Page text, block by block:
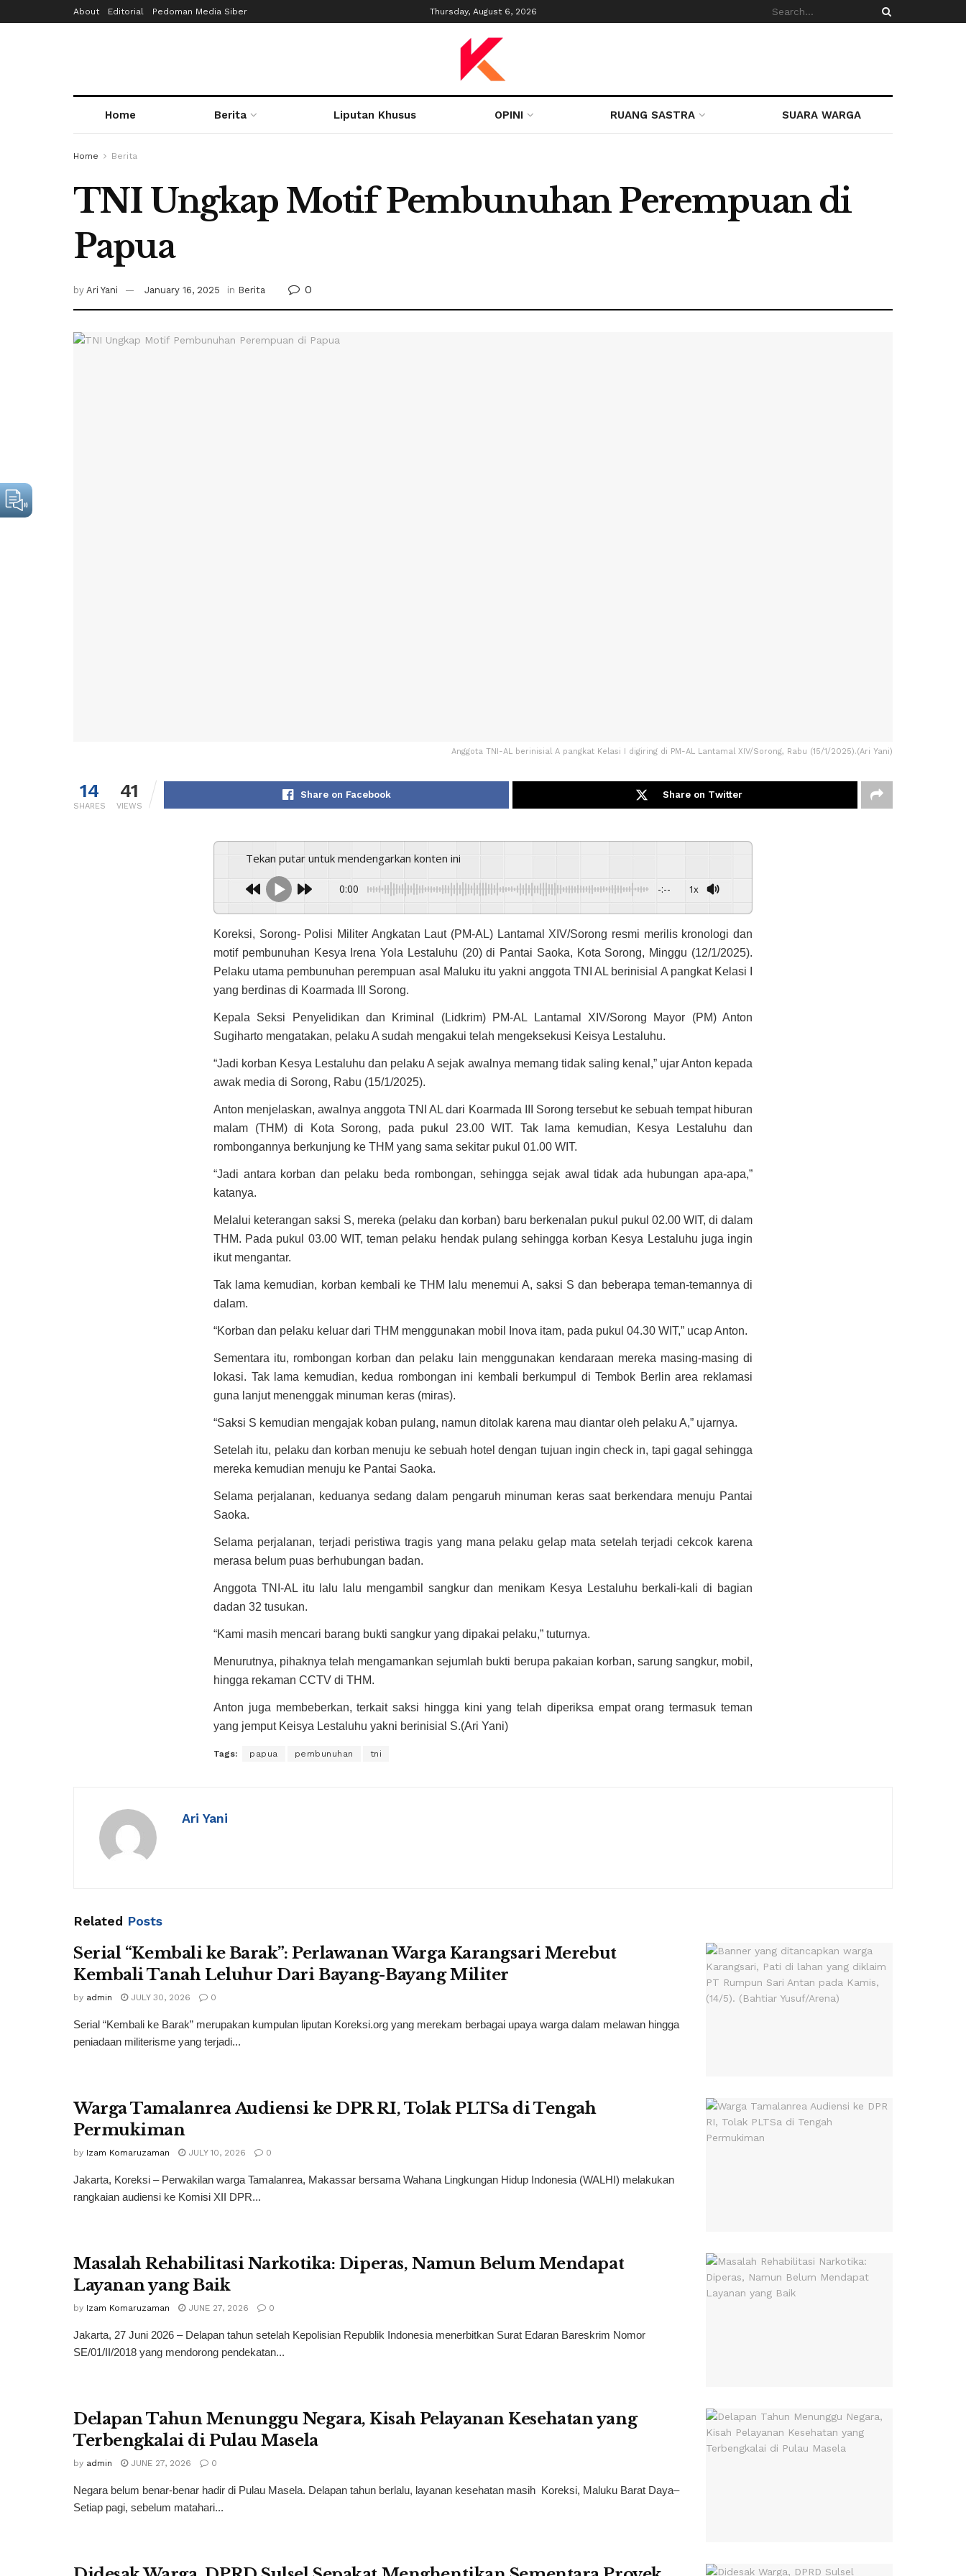
About Editorial Pedoman Media Siber Thursday, August 6, 2026
Home Berita Liputan Khusus OPINI RUANG SASTRA SUARA WARGA
Home Berita
TNI Ungkap Motif Pembunuhan Perempuan di
Papua
by Ari Yani January 16, 2025 in Berita 0
Anggota TNI-AL berinisial A pangkat Kelasi I digiring di PM-AL Lantamal XIV/Sorong, Rabu (15/1/2025).(Ari Yani)
14
SHARES
41
VIEWS
Share on Facebook Share on Twitter
Tekan putar untuk mendengarkan konten ini
0:00 -:-- 1x
Koreksi, Sorong- Polisi Militer Angkatan Laut (PM-AL) Lantamal XIV/Sorong resmi merilis kronologi dan
motif pembunuhan Kesya Irena Yola Lestaluhu (20) di Pantai Saoka, Kota Sorong, Minggu (12/1/2025).
Pelaku utama pembunuhan perempuan asal Maluku itu yakni anggota TNI AL berinisial A pangkat Kelasi I
yang berdinas di Koarmada III Sorong.
Kepala Seksi Penyelidikan dan Kriminal (Lidkrim) PM-AL Lantamal XIV/Sorong Mayor (PM) Anton
Sugiharto mengatakan, pelaku A sudah mengakui telah mengeksekusi Keisya Lestaluhu.
“Jadi korban Kesya Lestaluhu dan pelaku A sejak awalnya memang tidak saling kenal,” ujar Anton kepada
awak media di Sorong, Rabu (15/1/2025).
Anton menjelaskan, awalnya anggota TNI AL dari Koarmada III Sorong tersebut ke sebuah tempat hiburan
malam (THM) di Kota Sorong, pada pukul 23.00 WIT. Tak lama kemudian, Kesya Lestaluhu dan
rombongannya berkunjung ke THM yang sama sekitar pukul 01.00 WIT.
“Jadi antara korban dan pelaku beda rombongan, sehingga sejak awal tidak ada hubungan apa-apa,”
katanya.
Melalui keterangan saksi S, mereka (pelaku dan korban) baru berkenalan pukul pukul 02.00 WIT, di dalam
THM. Pada pukul 03.00 WIT, teman pelaku hendak pulang sehingga korban Kesya Lestaluhu juga ingin
ikut mengantar.
Tak lama kemudian, korban kembali ke THM lalu menemui A, saksi S dan beberapa teman-temannya di
dalam.
“Korban dan pelaku keluar dari THM menggunakan mobil Inova itam, pada pukul 04.30 WIT,” ucap Anton.
Sementara itu, rombongan korban dan pelaku lain menggunakan kendaraan mereka masing-masing di
lokasi. Tak lama kemudian, kedua rombongan ini kembali berkumpul di Tembok Berlin area reklamasi
guna lanjut menenggak minuman keras (miras).
“Saksi S kemudian mengajak koban pulang, namun ditolak karena mau diantar oleh pelaku A,” ujarnya.
Setelah itu, pelaku dan korban menuju ke sebuah hotel dengan tujuan ingin check in, tapi gagal sehingga
mereka kemudian menuju ke Pantai Saoka.
Selama perjalanan, keduanya sedang dalam pengaruh minuman keras saat berkendara menuju Pantai
Saoka.
Selama perjalanan, terjadi peristiwa tragis yang mana pelaku gelap mata setelah terjadi cekcok karena
merasa belum puas berhubungan badan.
Anggota TNI-AL itu lalu lalu mengambil sangkur dan menikam Kesya Lestaluhu berkali-kali di bagian
dadan 32 tusukan.
“Kami masih mencari barang bukti sangkur yang dipakai pelaku,” tuturnya.
Menurutnya, pihaknya telah mengamankan sejumlah bukti berupa pakaian korban, sarung sangkur, mobil,
hingga rekaman CCTV di THM.
Anton juga membeberkan, terkait saksi hingga kini yang telah diperiksa empat orang termasuk teman
yang jemput Keisya Lestaluhu yakni berinisial S.(Ari Yani)
Tags: papua pembunuhan tni
Ari Yani
Related Posts
Serial “Kembali ke Barak”: Perlawanan Warga Karangsari Merebut
Kembali Tanah Leluhur Dari Bayang-Bayang Militer
by admin JULY 30, 2026 0
Serial “Kembali ke Barak” merupakan kumpulan liputan Koreksi.org yang merekam berbagai upaya warga dalam melawan hingga
peniadaan militerisme yang terjadi...
Warga Tamalanrea Audiensi ke DPR RI, Tolak PLTSa di Tengah
Permukiman
by Izam Komaruzaman JULY 10, 2026 0
Jakarta, Koreksi – Perwakilan warga Tamalanrea, Makassar bersama Wahana Lingkungan Hidup Indonesia (WALHI) melakukan
rangkaian audiensi ke Komisi XII DPR...
Masalah Rehabilitasi Narkotika: Diperas, Namun Belum Mendapat
Layanan yang Baik
by Izam Komaruzaman JUNE 27, 2026 0
Jakarta, 27 Juni 2026 – Delapan tahun setelah Kepolisian Republik Indonesia menerbitkan Surat Edaran Bareskrim Nomor
SE/01/II/2018 yang mendorong pendekatan...
Delapan Tahun Menunggu Negara, Kisah Pelayanan Kesehatan yang
Terbengkalai di Pulau Masela
by admin JUNE 27, 2026 0
Negara belum benar-benar hadir di Pulau Masela. Delapan tahun berlalu, layanan kesehatan masih Koreksi, Maluku Barat Daya–
Setiap pagi, sebelum matahari...